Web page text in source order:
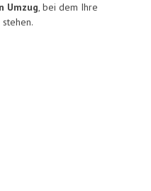
Umzug, bei dem Ihre